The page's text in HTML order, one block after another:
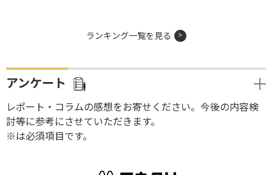
ランキング一覧を見る
アンケート
レポート・コラムの感想をお寄せください。今後の内容検
討等に参考にさせていただきます。
※は必須項目です。